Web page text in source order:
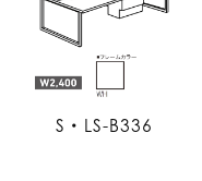
S・LS-B336